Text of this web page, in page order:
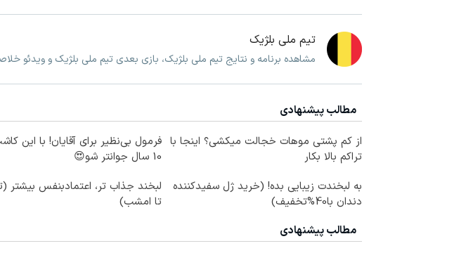
تیم ملی بلژیک
مشاهده برنامه و نتایج تیم ملی بلژیک، بازی بعدی تیم ملی بلژیک و ویدئو
مطالب پیشنهادی
از کم پشتی موهات خجالت میکشی؟ اینجا با
تراکم بالا بکار
فرمول بی‌نظیر برای آقایان! با این
10 سال جوانتر شو😍
به لبخندت زیبایی بده! (خرید ژل سفیدکننده
دندان با40%تخفیف)
لبخند جذاب تر، اعتمادبنفس بیشتر
تا امشب)
مطالب پیشنهادی